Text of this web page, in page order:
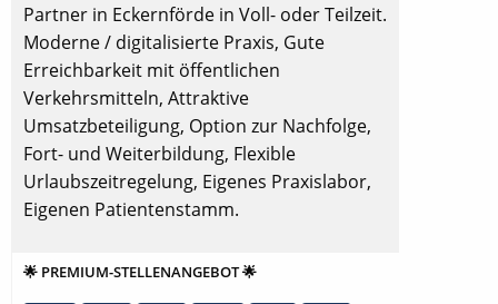
Partner in Eckernförde in Voll- oder Teilzeit.
Moderne / digitalisierte Praxis, Gute
Erreichbarkeit mit öffentlichen
Verkehrsmitteln, Attraktive
Umsatzbeteiligung, Option zur Nachfolge,
Fort- und Weiterbildung, Flexible
Urlaubszeitregelung, Eigenes Praxislabor,
Eigenen Patientenstamm.
🌟 PREMIUM-STELLENANGEBOT 🌟